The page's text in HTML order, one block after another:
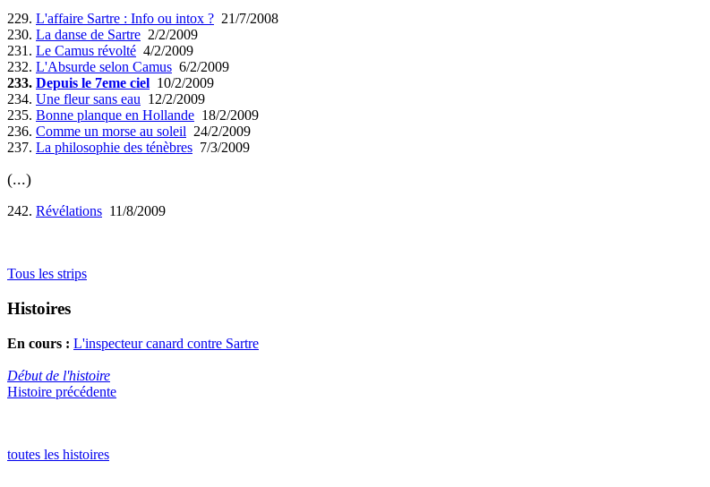
229. L'affaire Sartre : Info ou intox ? 21/7/2008
230. La danse de Sartre 2/2/2009
231. Le Camus révolté 4/2/2009
232. L'Absurde selon Camus 6/2/2009
233. Depuis le 7eme ciel 10/2/2009
234. Une fleur sans eau 12/2/2009
235. Bonne planque en Hollande 18/2/2009
236. Comme un morse au soleil 24/2/2009
237. La philosophie des ténèbres 7/3/2009
(...)
242. Révélations 11/8/2009
Tous les strips
Histoires
En cours : L'inspecteur canard contre Sartre
Début de l'histoire
Histoire précédente
toutes les histoires